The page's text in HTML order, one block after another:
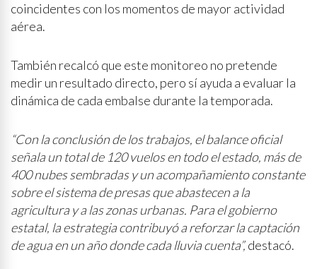
coincidentes con los momentos de mayor actividad
aérea.
También recalcó que este monitoreo no pretende
medir un resultado directo, pero sí ayuda a evaluar la
dinámica de cada embalse durante la temporada.
“Con la conclusión de los trabajos, el balance oficial
señala un total de 120 vuelos en todo el estado, más de
400 nubes sembradas y un acompañamiento constante
sobre el sistema de presas que abastecen a la
agricultura y a las zonas urbanas. Para el gobierno
estatal, la estrategia contribuyó a reforzar la captación
de agua en un año donde cada lluvia cuenta”,destacó.